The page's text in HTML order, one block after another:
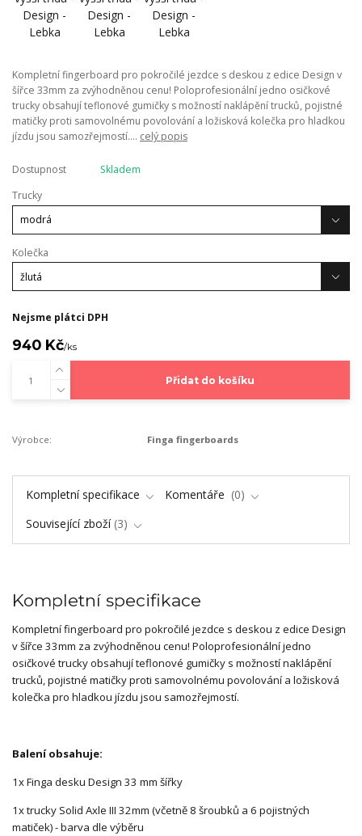
Kompletní fingerboard pro pokročilé jezdce s deskou z edice Design v
šířce 33mm za zvýhodněnou cenu! Poloprofesionální jedno osičkové
trucky obsahují teflonové gumičky s možností naklápění trucků, pojistné
matičky proti samovolnému povolování a ložisková kolečka pro hladkou
jízdu jsou samozřejmostí.... celý popis
Dostupnost
Skladem
Trucky
Kolečka
Nejsme plátci DPH
940 Kč/ks
Přidat do košíku
Výrobce: Finga fingerboards
Kompletní specifikace Komentáře
0
Související zboží 3
Kompletní specifikace
Kompletní fingerboard pro pokročilé jezdce s deskou z edice Design
v šířce 33mm za zvýhodněnou cenu! Poloprofesionální jedno
osičkové trucky obsahují teflonové gumičky s možností naklápění
trucků, pojistné matičky proti samovolnému povolování a ložisková
kolečka pro hladkou jízdu jsou samozřejmostí.
Balení obsahuje:
1x Finga desku Design 33 mm šířky
1x trucky Solid Axle III 32mm (včetně 8 šroubků a 6 pojistných
matiček) - barva dle výběru